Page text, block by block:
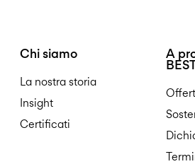
Chi siamo
La nostra storia
Insight
Certificati
A